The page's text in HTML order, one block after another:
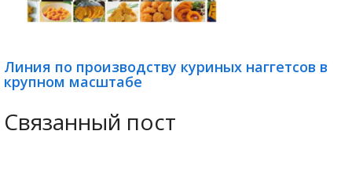
Линия по производству куриных наггетсов в
крупном масштабе
Связанный пост